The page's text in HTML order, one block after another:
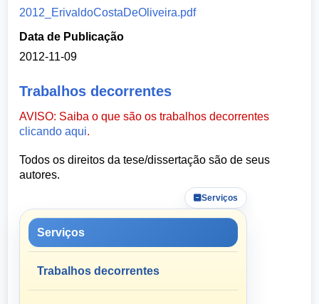
2012_ErivaldoCostaDeOliveira.pdf
Data de Publicação
2012-11-09
Trabalhos decorrentes
AVISO: Saiba o que são os trabalhos decorrentes
clicando aqui.
Todos os direitos da tese/dissertação são de seus
autores.
Serviços
Serviços
Trabalhos decorrentes